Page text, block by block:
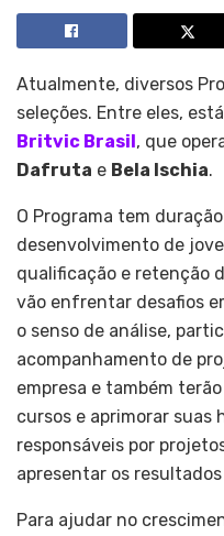
Atualmente, diversos
seleções. Entre eles,
Britvic Brasil, que
Dafruta e Bela Ischia.
O Programa tem
desenvolvimento de
qualificação e retenção
vão enfrentar desafios
o senso de análise,
acompanhamento de
empresa e também
cursos e aprimorar suas
responsáveis por
apresentar os resultados
Para ajudar no